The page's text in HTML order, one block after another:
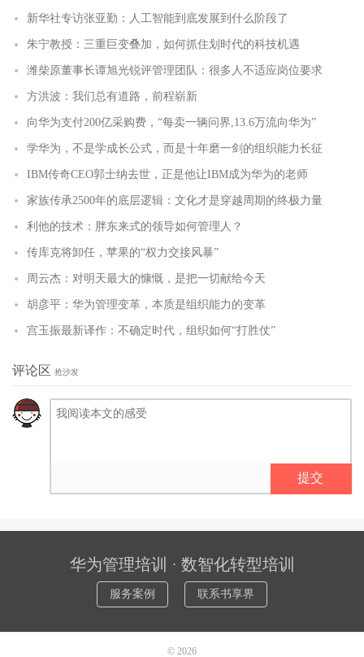
新华社专访张亚勤：人工智能到底发展到什么阶段了
朱宁教授：三重巨变叠加，如何抓住划时代的科技机遇
潍柴原董事长谭旭光锐评管理团队：很多人不适应岗位要求
方洪波：我们总有道路，前程崭新
向华为支付200亿采购费，“每卖一辆问界,13.6万流向华为”
学华为，不是学成长公式，而是十年磨一剑的组织能力长征
IBM传奇CEO郭士纳去世，正是他让IBM成为华为的老师
家族传承2500年的底层逻辑：文化才是穿越周期的终极力量
利他的技术：胖东来式的领导如何管理人？
传库克将卸任，苹果的“权力交接风暴”
周云杰：对明天最大的慷慨，是把一切献给今天
胡彦平：华为管理变革，本质是组织能力的变革
宫玉振最新译作：不确定时代，组织如何“打胜仗”
评论区 抢沙发
提交
华为管理培训 · 数智化转型培训
服务案例 联系书享界
© 2026